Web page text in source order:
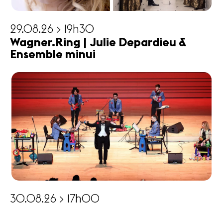
29.08.26 > 19h30
Wagner.Ring | Julie Depardieu &
Ensemble minui
30.08.26 > 17h00